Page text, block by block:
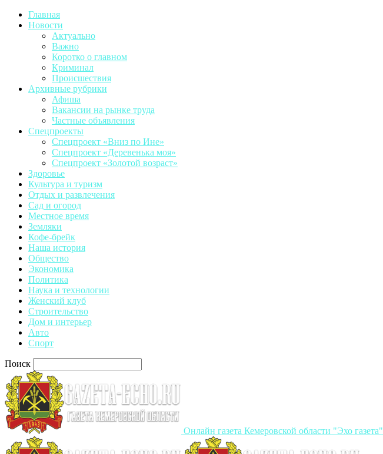
Главная
Новости
Актуально
Важно
Коротко о главном
Криминал
Происшествия
Архивные рубрики
Афиша
Вакансии на рынке труда
Частные объявления
Спецпроекты
Спецпроект «Вниз по Ине»
Спецпроект «Деревенька моя»
Спецпроект «Золотой возраст»
Здоровье
Культура и туризм
Отдых и развлечения
Сад и огород
Местное время
Земляки
Кофе-брейк
Наша история
Общество
Экономика
Политика
Наука и технологии
Женский клуб
Строительство
Дом и интерьер
Авто
Спорт
Поиск
Онлайн газета Кемеровской области "Эхо газета"